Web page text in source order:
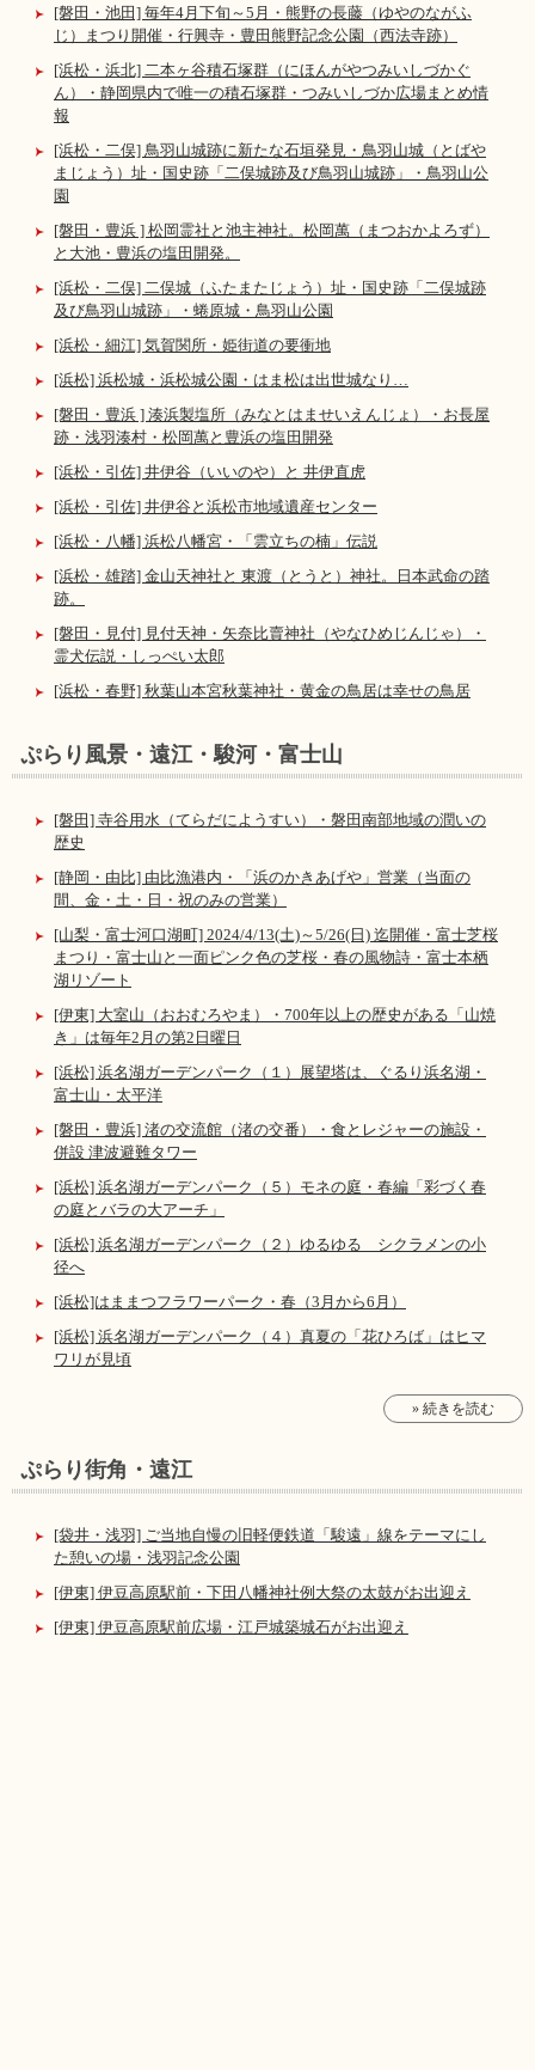
[磐田・池田] 毎年4月下旬～5月・熊野の長藤（ゆやのながふ
じ）まつり開催・行興寺・豊田熊野記念公園（西法寺跡）
[浜松・浜北] 二本ヶ谷積石塚群（にほんがやつみいしづかぐ
ん）・静岡県内で唯一の積石塚群・つみいしづか広場まとめ情
報
[浜松・二俣] 鳥羽山城跡に新たな石垣発見・鳥羽山城（とばや
まじょう）址・国史跡「二俣城跡及び鳥羽山城跡」・鳥羽山公
園
[磐田・豊浜 ] 松岡霊社と池主神社。松岡萬（まつおかよろず）
と大池・豊浜の塩田開発。
[浜松・二俣] 二俣城（ふたまたじょう）址・国史跡「二俣城跡
及び鳥羽山城跡」・蜷原城・鳥羽山公園
[浜松・細江] 気賀関所・姫街道の要衝地
[浜松] 浜松城・浜松城公園・はま松は出世城なり…
[磐田・豊浜 ] 湊浜製塩所（みなとはませいえんじょ）・お長屋
跡・浅羽湊村・松岡萬と豊浜の塩田開発
[浜松・引佐] 井伊谷（いいのや）と 井伊直虎
[浜松・引佐] 井伊谷と浜松市地域遺産センター
[浜松・八幡] 浜松八幡宮・「雲立ちの楠」伝説
[浜松・雄踏] 金山天神社と 東渡（とうと）神社。日本武命の踏
跡。
[磐田・見付] 見付天神・矢奈比賣神社（やなひめじんじゃ）・
霊犬伝説・しっぺい太郎
[浜松・春野] 秋葉山本宮秋葉神社・黄金の鳥居は幸せの鳥居
ぷらり風景・遠江・駿河・富士山
[磐田] 寺谷用水（てらだにようすい）・磐田南部地域の潤いの
歴史
[静岡・由比] 由比漁港内・「浜のかきあげや」営業（当面の
間、金・土・日・祝のみの営業）
[山梨・富士河口湖町] 2024/4/13(土)～5/26(日) 迄開催・富士芝桜
まつり・富士山と一面ピンク色の芝桜・春の風物詩・富士本栖
湖リゾート
[伊東] 大室山（おおむろやま）・700年以上の歴史がある「山焼
き」は毎年2月の第2日曜日
[浜松] 浜名湖ガーデンパーク（１）展望塔は、ぐるり浜名湖・
富士山・太平洋
[磐田・豊浜] 渚の交流館（渚の交番）・食とレジャーの施設・
併設 津波避難タワー
[浜松] 浜名湖ガーデンパーク（５）モネの庭・春編「彩づく春
の庭とバラの大アーチ」
[浜松] 浜名湖ガーデンパーク（２）ゆるゆる シクラメンの小
径へ
[浜松]はままつフラワーパーク・春（3月から6月）
[浜松] 浜名湖ガーデンパーク（４）真夏の「花ひろば」はヒマ
ワリが見頃
» 続きを読む
ぷらり街角・遠江
[袋井・浅羽] ご当地自慢の旧軽便鉄道「駿遠」線をテーマにし
た憩いの場・浅羽記念公園
[伊東] 伊豆高原駅前・下田八幡神社例大祭の太鼓がお出迎え
[伊東] 伊豆高原駅前広場・江戸城築城石がお出迎え